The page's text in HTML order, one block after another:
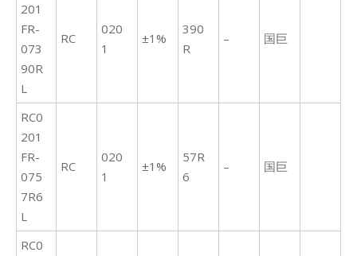
201
FR-
073
90R
L
RC
020
1
±1%
390
R
– 国巨
RC0
201
FR-
075
7R6
L
RC
020
1
±1%
57R
6
– 国巨
RC0